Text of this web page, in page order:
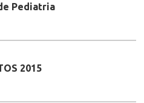
Pediatria
2015